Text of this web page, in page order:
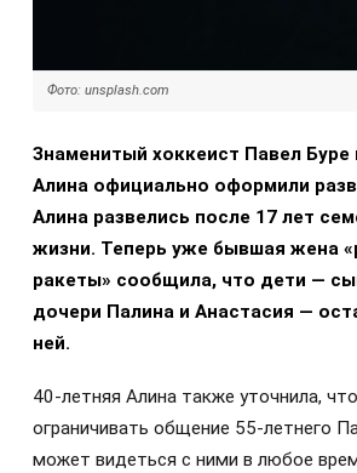
Фото: unsplash.com
Знаменитый хоккеист Павел Буре
Алина официально оформили
Алина развелись после 17 лет
жизни. Теперь уже бывшая жена
ракеты» сообщила, что дети —
дочери Палина и Анастасия —
ней.
40-летняя Алина также уточнила,
ограничивать общение 55-летнего
может видеться с ними в любое